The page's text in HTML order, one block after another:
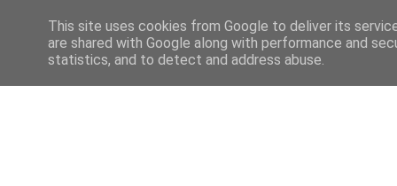
This site uses cookies from Google to deliver its
are shared with Google along with performance and
statistics, and to detect and address abuse.